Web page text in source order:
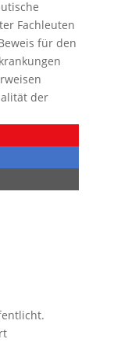
Fachleuten
für den
der